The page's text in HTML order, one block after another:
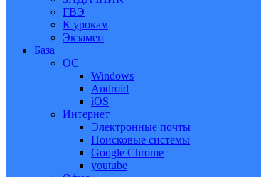
ГВЭ
К урокам
Экзамен
База
ОС
Windows
Android
iOS
Интернет
Электронные почты
Поисковые системы
Google Chrome
youtube